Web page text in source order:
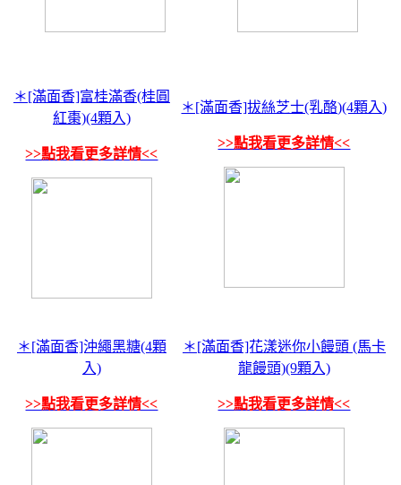
＊[滿面香]富桂滿香(桂圓
紅棗)(4顆入)
>>點我看更多詳情<<
＊[滿面香]拔絲芝士(乳酪)(4顆入)
>>點我看更多詳情<<
＊[滿面香]沖繩黑糖(4顆
入)
>>點我看更多詳情<<
＊[滿面香]花漾迷你小饅頭 (馬卡
龍饅頭)(9顆入)
>>點我看更多詳情<<